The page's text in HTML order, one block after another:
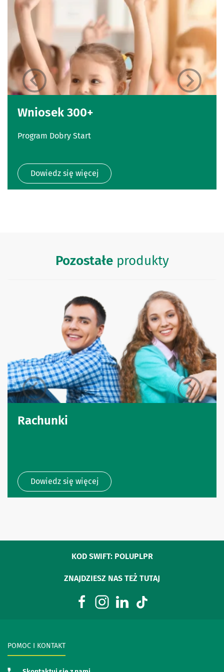
Wniosek 300+
Program Dobry Start
Dowiedz się więcej
Pozostałeprodukty
Rachunki
Dowiedz się więcej
KOD SWIFT: POLUPLPR
ZNAJDZIESZ NAS TEŻ TUTAJ
POMOC I KONTAKT